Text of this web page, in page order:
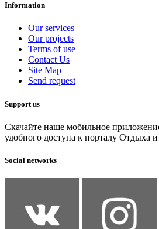
Information
Our services
Our projects
Terms of use
Contact Us
Site Map
Send request
Support us
Скачайте наше мобильное
удобного доступа к порталу Отдыха и
Social networks